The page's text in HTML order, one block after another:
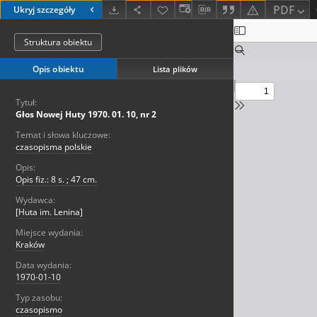
Ukryj szczegóły PDF
Struktura obiektu
Opis obiektu Lista plików
Tytuł:
Głos Nowej Huty 1970. 01. 10, nr 2
Temat i słowa kluczowe:
czasopisma polskie
Opis:
Opis fiz.: 8 s. ; 47 cm.
Wydawca:
[Huta im. Lenina]
Miejsce wydania:
Kraków
Data wydania:
1970-01-10
Typ zasobu:
czasopismo